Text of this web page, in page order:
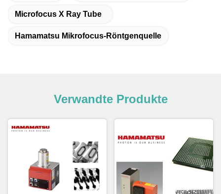
Microfocus X Ray Tube
Hamamatsu Mikrofocus-Röntgenquelle
Verwandte Produkte